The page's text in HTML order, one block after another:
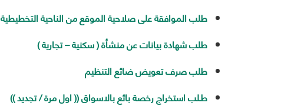
طلب الموافقة على صلاحية الموقع من الناحية التخطيطية
طلب شهادة بيانات عن منشأة ( سكنية – تجارية )
طلب صرف تعويض ضائع التنظيم
طـلب استخراج رخصة بائع بالاسواق (( اول مرة / تجديد ))